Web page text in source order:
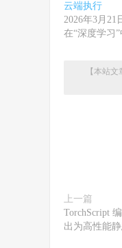
云端执行
2026年3月21
在“深度学习”
【本站
上一篇
TorchScript
出为高性能静